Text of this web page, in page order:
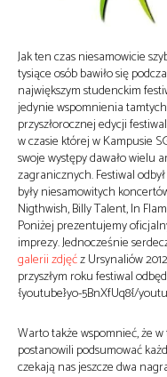
Jak ten czas niesamowicie
tysiące osób bawiło się
największym studenckim
jedynie wspomnienia
przyszłorocznej edycji
w czasie której w Kampusie
swoje występy dawało wielu
zagranicznych. Festiwal
były niesamowitych
Nigthwish, Billy Talent, In
Poniżej prezentujemy
imprezy. Jednocześnie
galerii zdjęćz Ursynaliów
przyszłym roku festiwal
{youtube}yo-5BnXfUq8{/
Warto także wspomnieć, że
postanowili podsumować
czekają nas jeszcze dwa